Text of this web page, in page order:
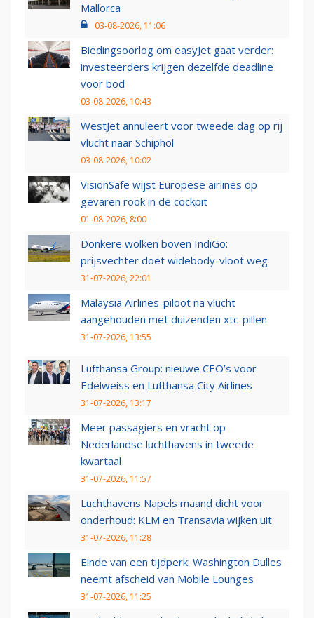
Mallorca
03-08-2026, 11:06
Biedingsoorlog om easyJet gaat verder:
investeerders krijgen dezelfde deadline
voor bod
03-08-2026, 10:43
WestJet annuleert voor tweede dag op rij
vlucht naar Schiphol
03-08-2026, 10:02
VisionSafe wijst Europese airlines op
gevaren rook in de cockpit
01-08-2026, 8:00
Donkere wolken boven IndiGo:
prijsvechter doet widebody-vloot weg
31-07-2026, 22:01
Malaysia Airlines-piloot na vlucht
aangehouden met duizenden xtc-pillen
31-07-2026, 13:55
Lufthansa Group: nieuwe CEO’s voor
Edelweiss en Lufthansa City Airlines
31-07-2026, 13:17
Meer passagiers en vracht op
Nederlandse luchthavens in tweede
kwartaal
31-07-2026, 11:57
Luchthavens Napels maand dicht voor
onderhoud: KLM en Transavia wijken uit
31-07-2026, 11:28
Einde van een tijdperk: Washington Dulles
neemt afscheid van Mobile Lounges
31-07-2026, 11:25